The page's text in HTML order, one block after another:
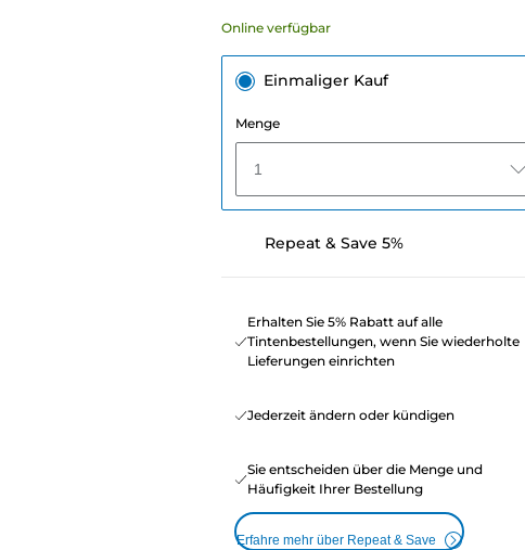
Online verfügbar
Einmaliger Kauf
Menge
1
Repeat & Save 5%
Erhalten Sie 5% Rabatt auf alle
Tintenbestellungen, wenn Sie wiederholte
Lieferungen einrichten
Jederzeit ändern oder kündigen
Sie entscheiden über die Menge und
Häufigkeit Ihrer Bestellung
Erfahre mehr über Repeat & Save